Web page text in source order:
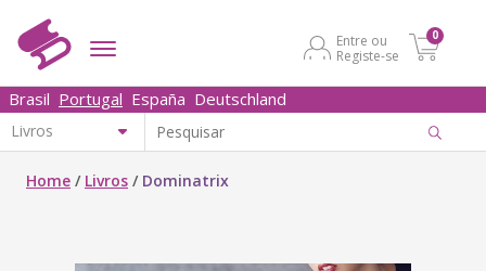
Entre ou
Registe-se
0
Brasil Portugal España Deutschland
Home / Livros / Dominatrix